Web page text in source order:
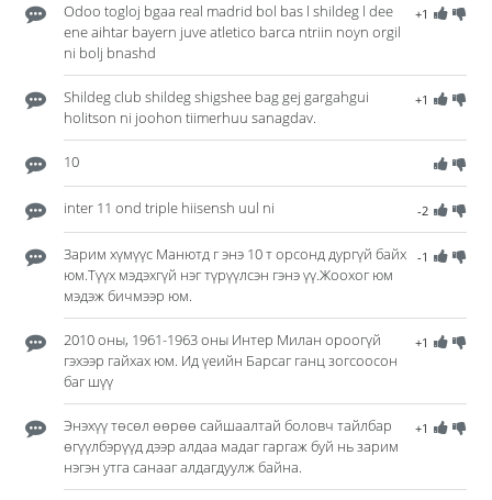
+1
Odoo togloj bgaa real madrid bol bas l shildeg l dee
ene aihtar bayern juve atletico barca ntriin noyn orgil
ni bolj bnashd
+1
Shildeg club shildeg shigshee bag gej gargahgui
holitson ni joohon tiimerhuu sanagdav.
10
-2
inter 11 ond triple hiisensh uul ni
-1
Зарим хүмүүс Манютд г энэ 10 т орсонд дургүй байх
юм.Түүх мэдэхгүй нэг түрүүлсэн гэнэ үү.Жоохог юм
мэдэж бичмээр юм.
+1
2010 оны, 1961-1963 оны Интер Милан ороогүй
гэхээр гайхах юм. Ид үеийн Барсаг ганц зогсоосон
баг шүү
+1
Энэхүү төсөл өөрөө сайшаалтай боловч тайлбар
өгүүлбэрүүд дээр алдаа мадаг гаргаж буй нь зарим
нэгэн утга санааг алдагдуулж байна.